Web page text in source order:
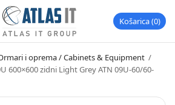
Košarica 0
i oprema / Cabinets & Equipment /
600×600 zidni Light Grey ATN 09U-60/60-